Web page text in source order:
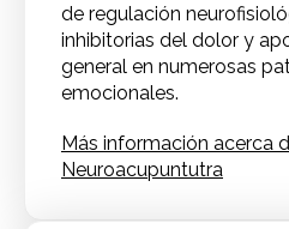
de regulación
inhibitorias del dolor y
general en numerosas
emocionales.
Más información acerca
Neuroacupuntutra